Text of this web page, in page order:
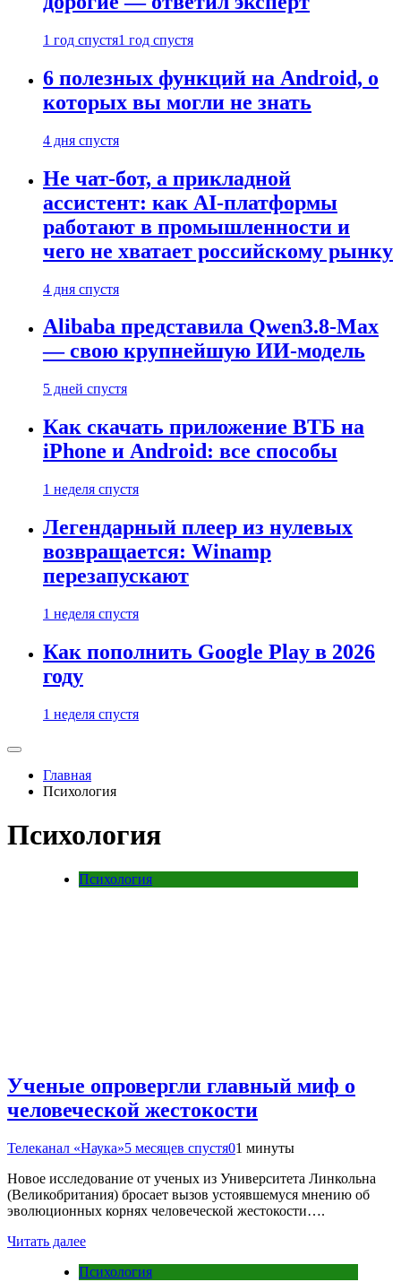
1 год спустя1 год спустя
6 полезных функций на Android, о
которых вы могли не знать
4 дня спустя
Не чат-бот, а прикладной
ассистент: как AI-платформы
работают в промышленности и
чего не хватает российскому рынку
4 дня спустя
Alibaba представила Qwen3.8-Max
— свою крупнейшую ИИ-модель
5 дней спустя
Как скачать приложение ВТБ на
iPhone и Android: все способы
1 неделя спустя
Легендарный плеер из нулевых
возвращается: Winamp
перезапускают
1 неделя спустя
Как пополнить Google Play в 2026
году
1 неделя спустя
Главная
Психология
Психология
Психология
Ученые опровергли главный миф о
человеческой жестокости
Телеканал «Наука»5 месяцев спустя01 минуты
Новое исследование от ученых из Университета Линкольна
(Великобритания) бросает вызов устоявшемуся мнению об
эволюционных корнях человеческой жестокости….
Читать далее
Психология